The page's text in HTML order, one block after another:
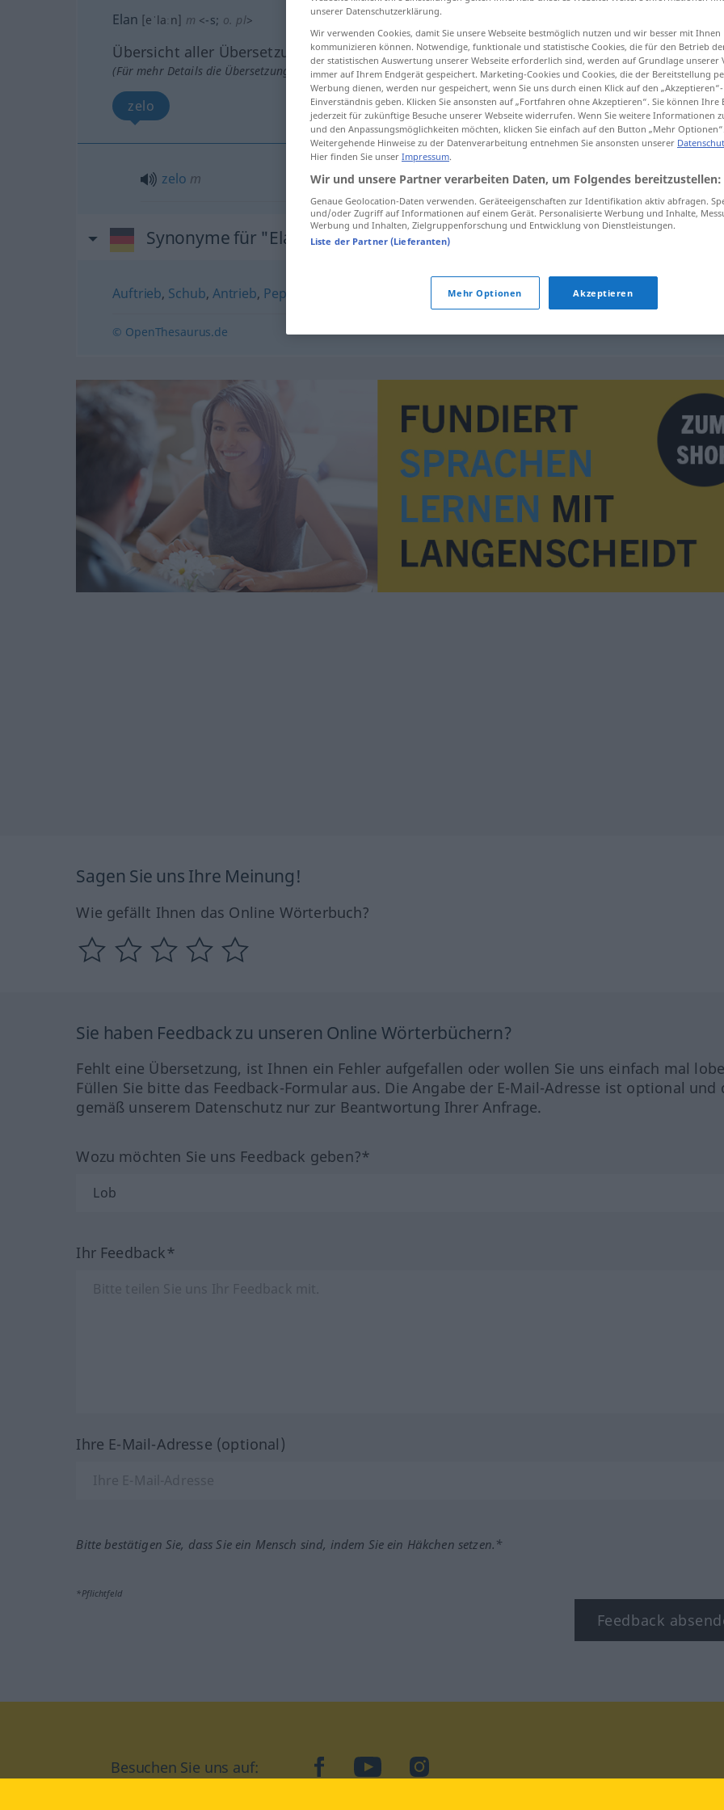
Elan [eˈlaːn] m <-s; o. pl>
Übersicht aller Übersetzungen
(Für mehr Details die Übersetzung anklicken/antippen)
zelo
zelo m Elan
Synonyme für "Elan"
Auftrieb, Schub, Antrieb, Pep
© OpenThesaurus.de
Sagen Sie uns Ihre Meinung!
Wie gefällt Ihnen das Online Wörterbuch?
Sie haben Feedback zu unseren Online Wörterbüchern?
Fehlt eine Übersetzung, ist Ihnen ein Fehler aufgefallen oder wollen Sie uns einfach mal
Füllen Sie bitte das Feedback-Formular aus. Die Angabe der E-Mail-Adresse ist optional und
gemäß unserem Datenschutz nur zur Beantwortung Ihrer Anfrage.
Wozu möchten Sie uns Feedback geben?*
Ihr Feedback*
Ihre E-Mail-Adresse (optional)
Bitte bestätigen Sie, dass Sie ein Mensch sind, indem Sie ein Häkchen setzen.*
*Pflichtfeld
Feedback
Besuchen Sie uns auf: facebookYouTubeInstagram
unserer Datenschutzerklärung.
Wir verwenden Cookies, damit Sie unsere Webseite bestmöglich nutzen und wir besser mit Ihnen
kommunizieren können. Notwendige, funktionale und statistische Cookies, die für den Betrieb
der statistischen Auswertung unserer Webseite erforderlich sind, werden auf Grundlage unserer
immer auf Ihrem Endgerät gespeichert. Marketing-Cookies und Cookies, die der Bereitstellung
Werbung dienen, werden nur gespeichert, wenn Sie uns durch einen Klick auf den
Einverständnis geben. Klicken Sie ansonsten auf „Fortfahren ohne Akzeptieren“. Sie können
jederzeit für zukünftige Besuche unserer Webseite widerrufen. Wenn Sie weitere Informationen
und den Anpassungsmöglichkeiten möchten, klicken Sie einfach auf den Button „Mehr
Weitergehende Hinweise zu der Datenverarbeitung entnehmen Sie ansonsten unserer
Hier finden Sie unser Impressum.
Wir und unsere Partner verarbeiten Daten, um Folgendes bereitzustellen:
Genaue Geolocation-Daten verwenden. Geräteeigenschaften zur Identifikation aktiv abfragen.
und/oder Zugriff auf Informationen auf einem Gerät. Personalisierte Werbung und Inhalte,
Werbung und Inhalten, Zielgruppenforschung und Entwicklung von Dienstleistungen.
Liste der Partner (Lieferanten)
Mehr Optionen Akzeptieren